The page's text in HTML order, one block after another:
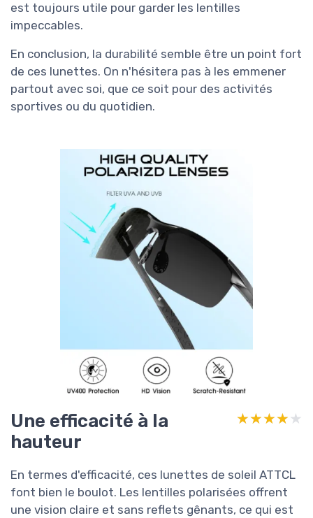
est toujours utile pour garder les lentilles
impeccables.
En conclusion, la durabilité semble être un point fort
de ces lunettes. On n'hésitera pas à les emmener
partout avec soi, que ce soit pour des activités
sportives ou du quotidien.
Une efficacité à la
hauteur
★★★★★
★★★★★
En termes d'efficacité, ces lunettes de soleil ATTCL
font bien le boulot. Les lentilles polarisées offrent
une vision claire et sans reflets gênants, ce qui est